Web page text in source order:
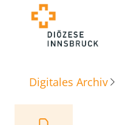
Digitales Archiv